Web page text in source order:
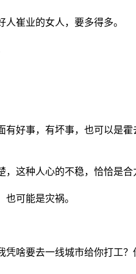
崔业的女人，要多得多。
好事，有坏事，也可以是
这种人心的不稳，恰恰是合
可能是灾祸。
啥要去一线城市给你打工？